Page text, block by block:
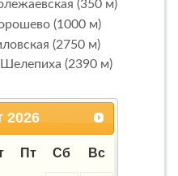
(350 м)
(1000 м)
(2750 м)
Шелепиха (2390 м)
2026
Пт Сб Вс